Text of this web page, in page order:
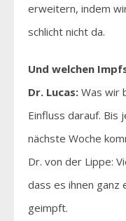
erweitern, indem
schlicht nicht da.
Und welchen
Dr. Lucas: Was wir
Einfluss darauf. Bis
nächste Woche
Dr. von der Lippe:
dass es ihnen ganz
geimpft.